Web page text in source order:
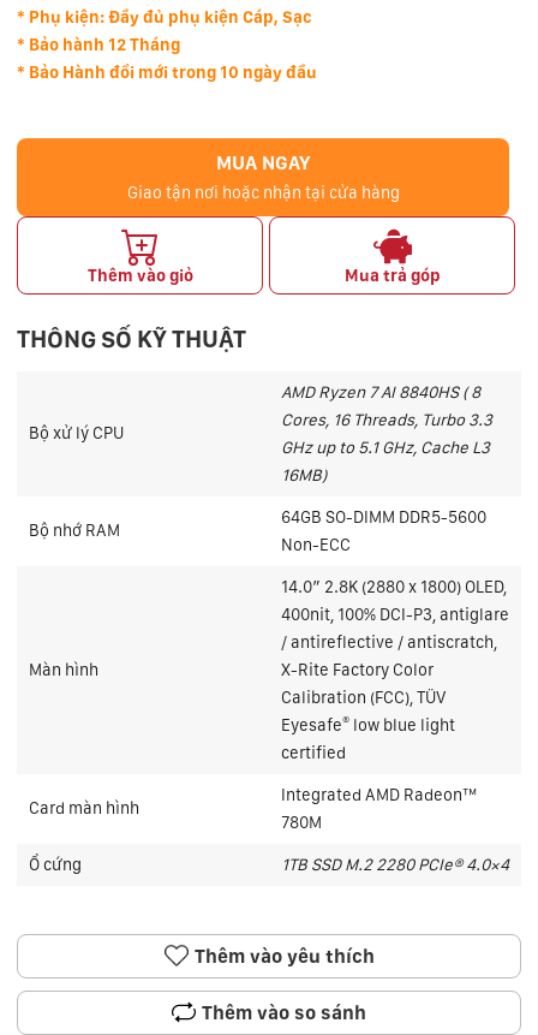
* Phụ kiện: Đầy đủ phụ kiện Cáp, Sạc
* Bảo hành 12 Tháng
* Bảo Hành đổi mới trong 10 ngày đầu
MUA NGAY
Giao tận nơi hoặc nhận tại cửa hàng
Thêm vào giỏ Mua trả góp
THÔNG SỐ KỸ THUẬT
Bộ xử lý CPU
AMD Ryzen 7 AI 8840HS ( 8
Cores, 16 Threads, Turbo 3.3
GHz up to 5.1 GHz, Cache L3
16MB)
Bộ nhớ RAM
64GB SO-DIMM DDR5-5600
Non-ECC
Màn hình
14.0″ 2.8K (2880 x 1800) OLED,
400nit, 100% DCI-P3, antiglare
/ antireflective / antiscratch,
X-Rite Factory Color
Calibration (FCC), TÜV
Eyesafe® low blue light
certified
Card màn hình
Integrated AMD Radeon™
780M
Ổ cứng 1TB SSD M.2 2280 PCIe® 4.0×4
Thêm vào yêu thích
Thêm vào so sánh